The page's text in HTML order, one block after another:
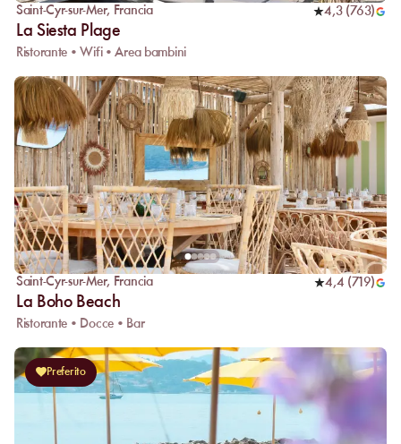
Saint-Cyr-sur-Mer, Francia 4,3(763)
La Siesta Plage
Ristorante • Wifi • Area bambini
Saint-Cyr-sur-Mer, Francia 4,4 (719)
La Boho Beach
Ristorante • Docce • Bar
Preferito